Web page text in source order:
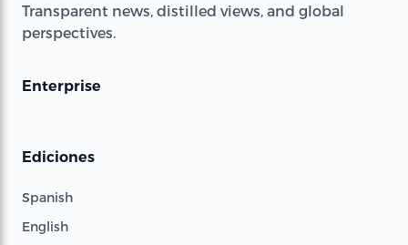
Transparent news, distilled views, and global
perspectives.
Enterprise
Ediciones
Spanish
English